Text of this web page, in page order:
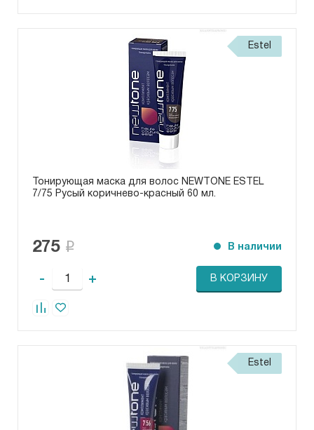
Estel
Тонирующая маска для волос NEWTONE ESTEL
7/75 Русый коричнево-красный 60 мл.
275 В наличии
- + В КОРЗИНУ
Estel